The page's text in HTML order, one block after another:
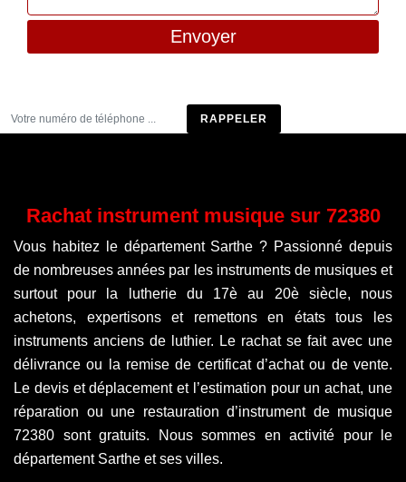
Rachat instrument musique sur 72380
Vous habitez le département Sarthe ? Passionné depuis
de nombreuses années par les instruments de musiques et
surtout pour la lutherie du 17è au 20è siècle, nous
achetons, expertisons et remettons en états tous les
instruments anciens de luthier. Le rachat se fait avec une
délivrance ou la remise de certificat d’achat ou de vente.
Le devis et déplacement et l’estimation pour un achat, une
réparation ou une restauration d’instrument de musique
72380 sont gratuits. Nous sommes en activité pour le
département Sarthe et ses villes.